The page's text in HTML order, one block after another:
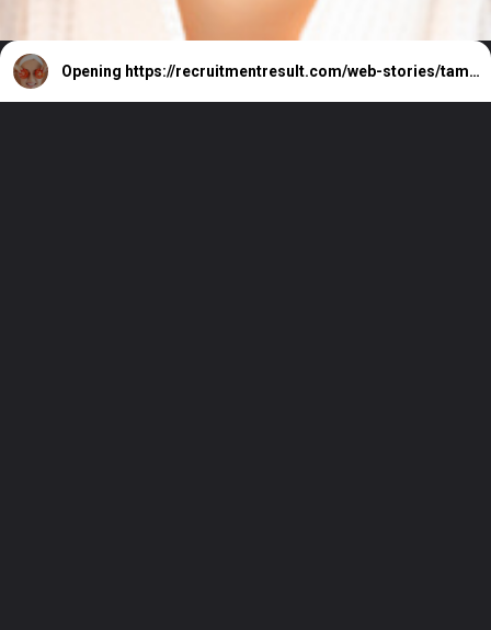
Opening https://recruitmentresult.com/web-stories/tamatar-face-par-lagane-ke-fayde/